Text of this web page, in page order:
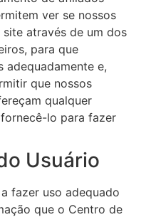
ver se nossos
através de um dos
para que
adequadamente e,
que nossos
qualquer
lo para fazer
Usuário
fazer uso adequado
que o Centro de